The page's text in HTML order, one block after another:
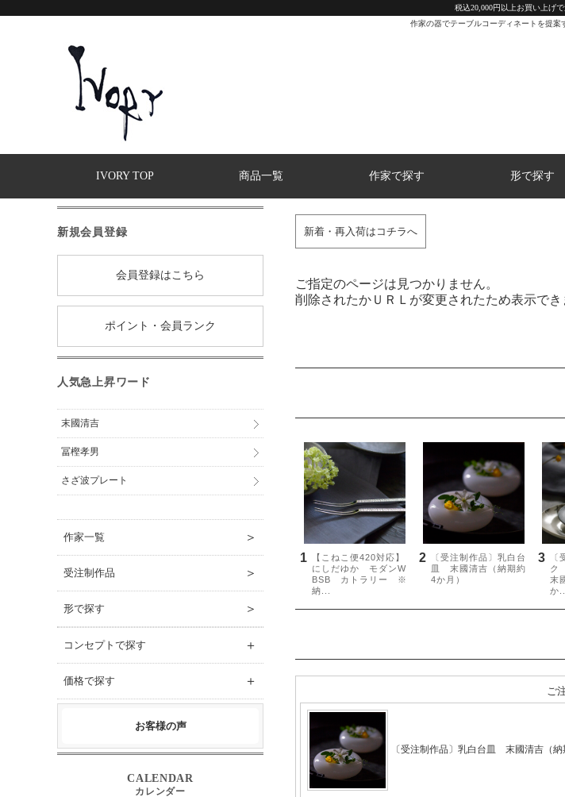
税込20,000円以上お買い上げ
作家の器でテーブルコーディネートを提案
IVORY TOP 商品一覧 作家で探す 形で探す
新着・再入荷はコチラへ
ご指定のページは見つかりません。
削除されたかＵＲＬが変更されたため表示でき
新規会員登録
会員登録はこちら
ポイント・会員ランク
人気急上昇ワード
末國清吉
冨樫孝男
さざ波プレート
作家一覧 ＞
受注制作品 ＞
形で探す ＞
コンセプトで探す ＋
価格で探す ＋
お客様の声